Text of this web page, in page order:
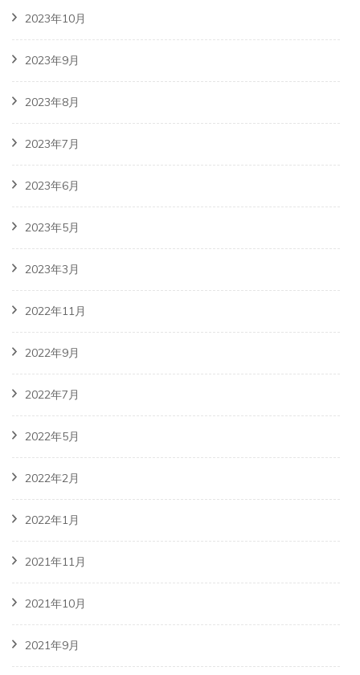
2023年10月
2023年9月
2023年8月
2023年7月
2023年6月
2023年5月
2023年3月
2022年11月
2022年9月
2022年7月
2022年5月
2022年2月
2022年1月
2021年11月
2021年10月
2021年9月